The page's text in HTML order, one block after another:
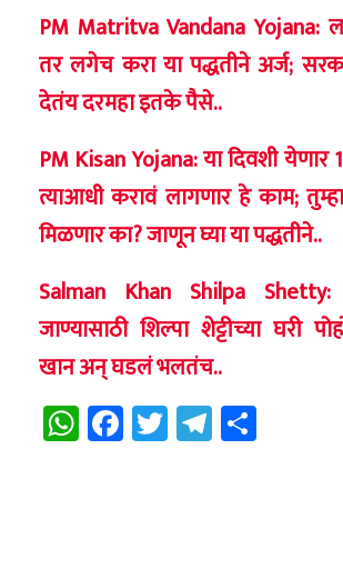
PM Matritva Vandana Yojana:
तर लगेच करा या पद्धतीने अर्ज;
देतंय दरमहा इतके पैसे..
PM Kisan Yojana: या दिवशी येणार
त्याआधी करावं लागणार हे काम;
मिळणार का? जाणून घ्या या पद्धतीने..
Salman Khan Shilpa
जाण्यासाठी शिल्पा शेट्टीच्या घरी
खान अन् घडलं भलतंच..
WhatsApp
Facebook
TwitterTelegram